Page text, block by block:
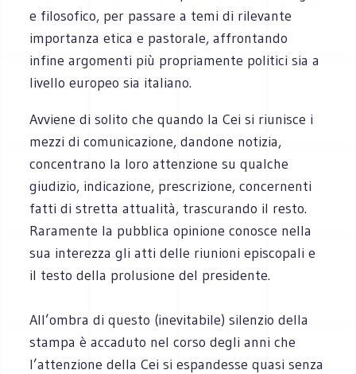
e filosofico, per passare a temi di rilevante
importanza etica e pastorale, affrontando
infine argomenti più propriamente politici sia a
livello europeo sia italiano.
Avviene di solito che quando la Cei si riunisce i
mezzi di comunicazione, dandone notizia,
concentrano la loro attenzione su qualche
giudizio, indicazione, prescrizione, concernenti
fatti di stretta attualità, trascurando il resto.
Raramente la pubblica opinione conosce nella
sua interezza gli atti delle riunioni episcopali e
il testo della prolusione del presidente.
All’ombra di questo (inevitabile) silenzio della
stampa è accaduto nel corso degli anni che
l’attenzione della Cei si espandesse quasi senza